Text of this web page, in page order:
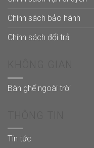
Chính sách bảo hành
Chính sách đổi trả
Bàn ghế ngoài trời
Tin tức